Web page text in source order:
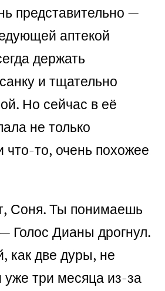
представительно —
аптекой
держать
и тщательно
Но сейчас в её
не только
что-то, очень похожее
Соня. Ты понимаешь
Голос Дианы дрогнул.
как две дуры, не
уже три месяца из-за